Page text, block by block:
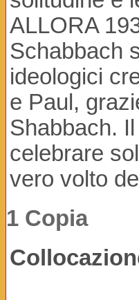
ALLORA
Schabbach
ideologici
e Paul,
Shabbach.
celebrare
vero volto
1 Copia